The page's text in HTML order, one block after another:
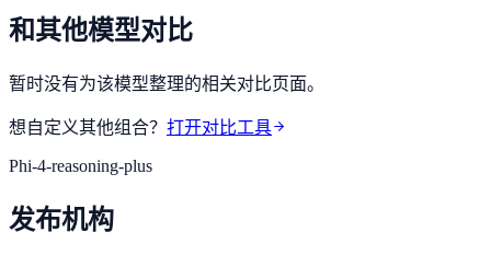
和其他模型对比
暂时没有为该模型整理的相关对比页面。
想自定义其他组合？ 打开对比工具
Phi-4-reasoning-plus
发布机构